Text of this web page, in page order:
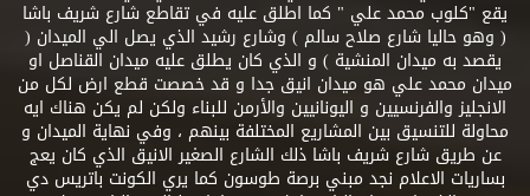
يقع "كلوب محمد علي " كما اطلق عليه في تقاطع شارع شريف باشا
( وهو حاليا شارع صلاح سالم ) وشارع رشيد الذي يصل الي الميدان (
يقصد به ميدان المنشية ) و الذي كان يطلق عليه ميدان القناصل او
ميدان محمد علي هو ميدان انيق جدا و قد خصصت قطع ارض لكل من
الانجليز والفرنسيين و اليونانيين والأرمن للبناء ولكن لم يكن هناك ايه
محاولة للتنسيق بين المشاريع المختلفة بينهم ، وفي نهاية الميدان و
عن طريق شارع شريف باشا ذلك الشارع الصغير الانيق الذي كان يعج
بساريات الاعلام نجد مبني برصة طوسون كما يري الكونت باتريس دي